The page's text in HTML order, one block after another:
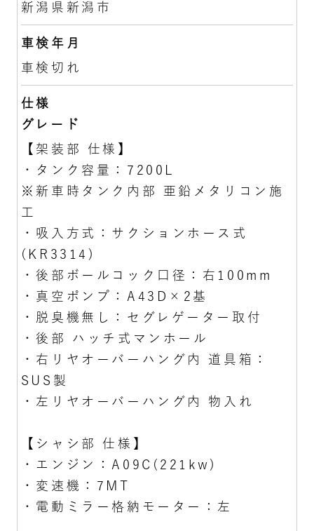
新潟県新潟市
車検年月
車検切れ
仕様
グレード
【架装部 仕様】
・タンク容量：7200L
※新車時タンク内部 亜鉛メタリコン施
工
・吸入方式：サクションホース式
(KR3314)
・後部ボールコック口径：右100mm
・真空ポンプ：A43D×2基
・脱臭機無し：セグレゲーター取付
・後部 ハッチ式マンホール
・右リヤオーバーハング内 道具箱：
SUS製
・左リヤオーバーハング内 物入れ
【シャシ部 仕様】
・エンジン：A09C(221kw)
・変速機：7MT
・電動ミラー格納モーター：左